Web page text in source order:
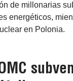
de millonarias
energéticos,
en Polonia.